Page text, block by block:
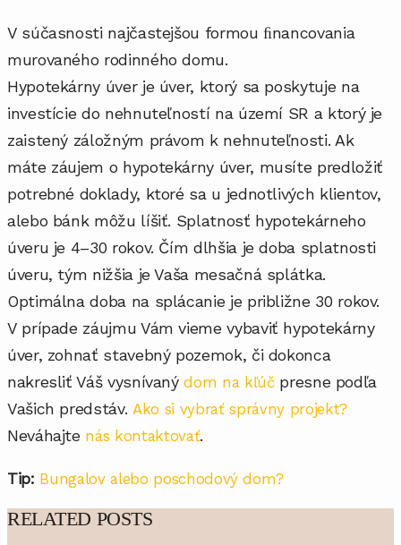
V súčasnosti najčastejšou formou ﬁnancovania
murovaného rodinného domu.
Hypotekárny úver je úver, ktorý sa poskytuje na
investície do nehnuteľností na území SR a ktorý je
zaistený záložným právom k nehnuteľnosti. Ak
máte záujem o hypotekárny úver, musíte predložiť
potrebné doklady, ktoré sa u jednotlivých klientov,
alebo bánk môžu líšiť. Splatnosť hypotekárneho
úveru je 4–30 rokov. Čím dlhšia je doba splatnosti
úveru, tým nižšia je Vaša mesačná splátka.
Optimálna doba na splácanie je približne 30 rokov.
V prípade záujmu Vám vieme vybaviť hypotekárny
úver, zohnať stavebný pozemok, či dokonca
nakresliť Váš vysnívanýdom na kľúčpresne podľa
Vašich predstáv. Ako si vybrať správny projekt?
Neváhajte nás kontaktovať.
Tip: Bungalov alebo poschodový dom?
RELATED POSTS